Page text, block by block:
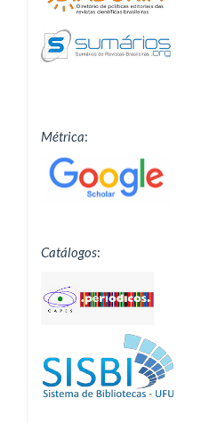
Métrica:
Catálogos: